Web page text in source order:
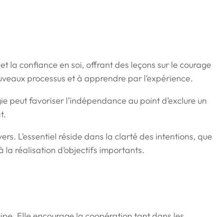
la confiance en soi, offrant des leçons sur le courage
processus et à apprendre par l’expérience.
peut favoriser l’indépendance au point d’exclure un
L’essentiel réside dans la clarté des intentions, que
la réalisation d’objectifs importants.